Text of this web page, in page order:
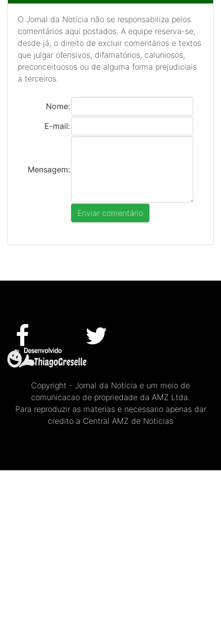
O Jornal da Notícia não se responsabiliza pelos
comentários aqui postados. A equipe reserva-se,
desde já, o direito de excluir comentários e textos
que julgar ofensivos, difamatórios, caluniosos,
preconceituosos ou de alguma forma prejudiciais
a terceiros.
Nome:
E-mail:
Mensagem:
Copyright - Jornal da Noticia e um meio de
comunicacao de propriedade da AMZ Ltda.
Para reproduzir as materias e necessario apenas dar
credito a Central AMZ de Noticias